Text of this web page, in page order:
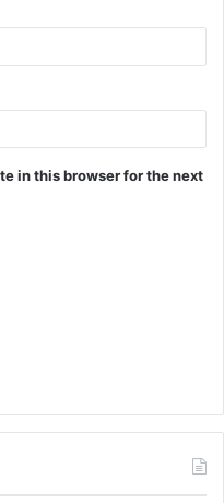
in this browser for the next